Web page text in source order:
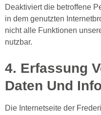
Deaktiviert die betroffene
in dem genutzten
nicht alle Funktionen
nutzbar.
4. Erfassung
Daten Und
Die Internetseite der